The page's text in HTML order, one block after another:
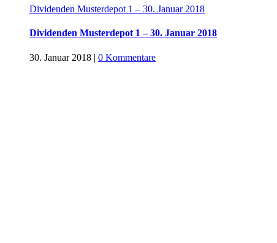
Dividenden Musterdepot 1 – 30. Januar 2018
Dividenden Musterdepot 1 – 30. Januar 2018
30. Januar 2018 | 0 Kommentare